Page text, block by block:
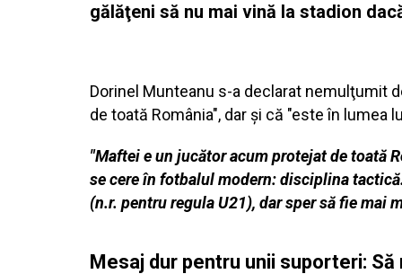
gălăţeni să nu mai vină la stadion
Dorinel Munteanu s-a declarat nemulţumit
de toată România", dar şi că "este în lumea
"Maftei e un jucător acum protejat de toată
se cere în fotbalul modern: disciplina
(n.r. pentru regula U21), dar sper să fie mai
Mesaj dur pentru unii suporteri: